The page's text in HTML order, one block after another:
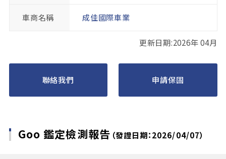
車商名稱 成佳國際車業
更新日期:2026年 04月
聯絡我們 申請保固
Goo 鑑定檢測報告 （發證日期：2026/04/07）